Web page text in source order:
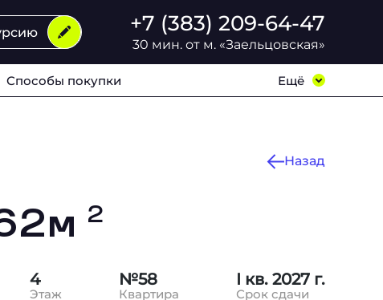
+7 (383) 209-64-47
30 мин. от м. «Заельцовская»
Способы покупки Ещё
Назад
2
4
Этаж
№58
Квартира
I кв. 2027 г.
Срок сдачи